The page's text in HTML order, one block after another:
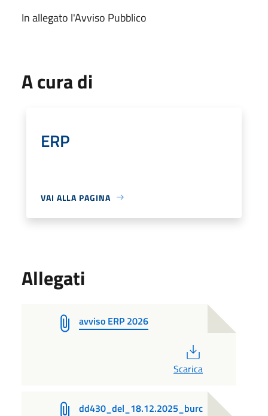
In allegato l'Avviso Pubblico
A cura di
ERP
VAI ALLA PAGINA
Allegati
avviso ERP 2026
Scarica
dd430_del_18.12.2025_burc